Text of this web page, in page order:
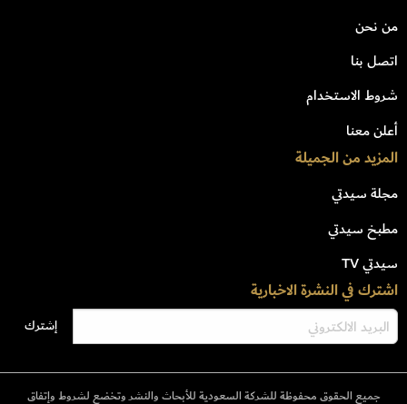
من نحن
اتصل بنا
شروط الاستخدام
أعلن معنا
المزيد من الجميلة
مجلة سيدتي
مطبخ سيدتي
سيدتي TV
اشترك في النشرة الاخبارية
جميع الحقوق محفوظة للشركة السعودية للأبحاث والنشر وتخضع لشروط وإتفاق